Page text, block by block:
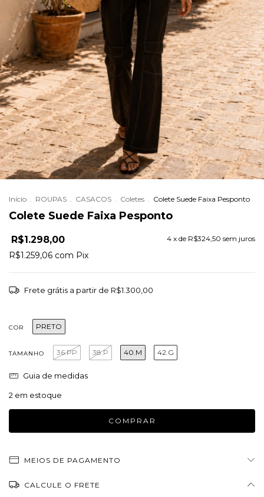
Início . ROUPAS . CASACOS . Coletes . Colete Suede Faixa Pesponto
Colete Suede Faixa Pesponto
R$1.298,00 4 x de R$324,50 sem juros
R$1.259,06 com Pix
Frete grátis a partir de R$1.300,00
COR PRETO
TAMANHO 36.PP 38.P 40.M 42.G
Guia de medidas
2 em estoque
MEIOS DE PAGAMENTO
CALCULE O FRETE